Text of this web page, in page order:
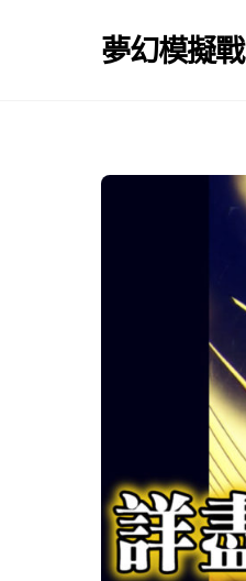
夢幻模擬戰